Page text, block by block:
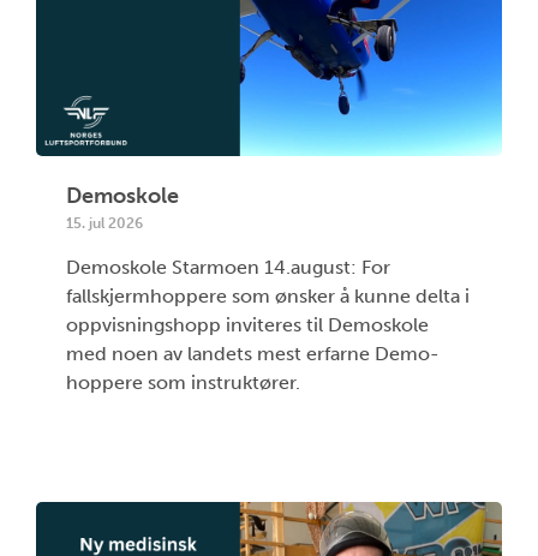
Demoskole
15. jul 2026
Demoskole Starmoen 14.august: For
fallskjermhoppere som ønsker å kunne delta i
oppvisningshopp inviteres til Demoskole
med noen av landets mest erfarne Demo-
hoppere som instruktører.